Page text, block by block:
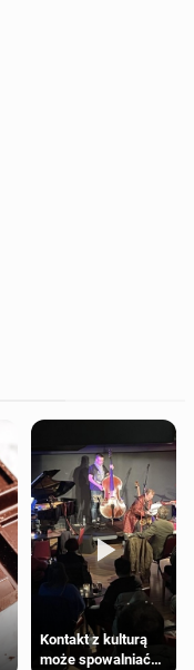
Kontakt z kulturą
może spowalniać